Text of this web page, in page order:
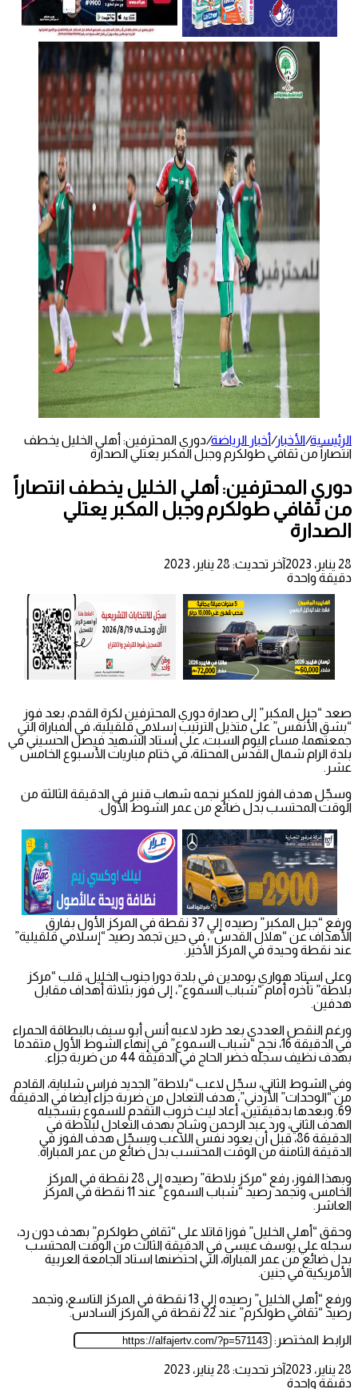
الرئيسية/الأخبار/أخبار الرياضة/دوري المحترفين: أهلي الخليل يخطف
انتصاراً من ثقافي طولكرم وجبل المكبر يعتلي الصدارة
دوري المحترفين: أهلي الخليل يخطف انتصاراً
من ثقافي طولكرم وجبل المكبر يعتلي
الصدارة
28 يناير، 2023
آخر تحديث: 28 يناير، 2023
دقيقة واحدة
صعد “جبل المكبر” إلى صدارة دوري المحترفين لكرة القدم، بعد فوز
“بشق الأنفس” على متذيل الترتيب إسلامي قلقيلية، في المباراة التي
جمعتهما، مساء اليوم السبت، على استاد الشهيد فيصل الحسيني في
بلدة الرام شمال القدس المحتلة، في ختام مباريات الأسبوع الخامس
عشر.
وسجّل هدف الفوز للمكبر نجمه شهاب قنبر في الدقيقة الثالثة من
الوقت المحتسب بدل ضائع من عمر الشوط الأول.
ورفع “جبل المكبر” رصيده إلى 37 نقطة في المركز الأول بفارق
الأهداف عن “هلال القدس”، في حين تجمد رصيد “إسلامي قلقيلية”
عند نقطة وحيدة في المركز الأخير.
وعلى استاد هواري بومدين في بلدة دورا جنوب الخليل، قلب “مركز
بلاطة” تأخره أمام “شباب السموع”، إلى فوز بثلاثة أهداف مقابل
هدفين.
ورغم النقص العددي بعد طرد لاعبه أنس أبو سيف بالبطاقة الحمراء
في الدقيقة 16، نجح “شباب السموع” في إنهاء الشوط الأول متقدما
بهدف نظيف سجله خضر الحاج في الدقيقة 44 من ضربة جزاء.
وفي الشوط الثاني، سجّل لاعب “بلاطة” الجديد فراس شلباية، القادم
من “الوحدات” الأردني”، هدف التعادل من ضربة جزاء أيضا في الدقيقة
69. وبعدها بدقيقتين، أعاد ليث خروب التقدم للسموع بتسجيله
الهدف الثاني، ورد عبد الرحمن وشاح بهدف التعادل لبلاطة في
الدقيقة 86، قبل أن يعود نفس اللاعب ويسجّل هدف الفوز في
الدقيقة الثامنة من الوقت المحتسب بدل ضائع من عمر المباراة.
وبهذا الفوز، رفع “مركز بلاطة” رصيده إلى 28 نقطة في المركز
الخامس، وتجمد رصيد “شباب السموع” عند 11 نقطة في المركز
العاشر.
وحقق “أهلي الخليل” فوزا قاتلا على “ثقافي طولكرم” بهدف دون رد،
سجله علي يوسف عيسى في الدقيقة الثالث من الوقت المحتسب
بدل ضائع من عمر المباراة، التي احتضنها استاد الجامعة العربية
الأمريكية في جنين.
ورفع “أهلي الخليل” رصيده إلى 13 نقطة في المركز التاسع، وتجمد
رصيد “ثقافي طولكرم” عند 22 نقطة في المركز السادس.
الرابط المختصر:
28 يناير، 2023
آخر تحديث: 28 يناير، 2023
دقيقة واحدة